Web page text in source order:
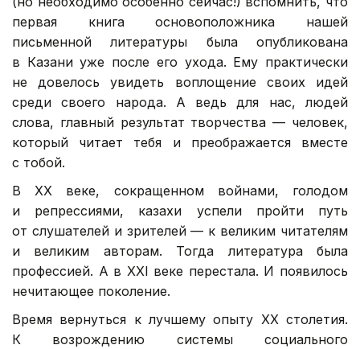
первая книга основоположника нашей
письменной литературы была опубликована
в Казани уже после его ухода. Ему практически
не довелось увидеть воплощение своих идей
среди своего народа. А ведь для нас, людей
слова, главный результат творчества — человек,
который читает тебя и преображается вместе
с тобой.
В ХХ веке, сокращенном войнами, голодом
и репрессиями, казахи успели пройти путь
от слушателей и зрителей — к великим читателям
и великим авторам. Тогда литература была
профессией. А в XXI веке перестала. И появилось
нечитающее поколение.
Время вернуться к лучшему опыту ХХ столетия.
К возрождению системы социального